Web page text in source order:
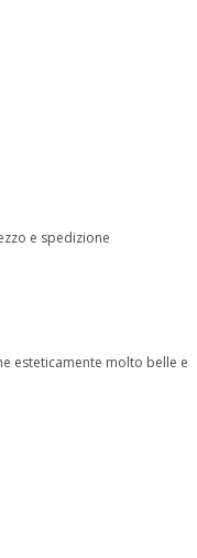
e spedizione
esteticamente molto belle e